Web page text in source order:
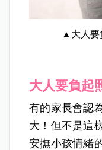
▲大人要
大人要負起
有的家長會認
大！但不是這
安撫小孩情緒